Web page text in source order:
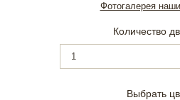
Фотогалерея
Количество
Выбрать